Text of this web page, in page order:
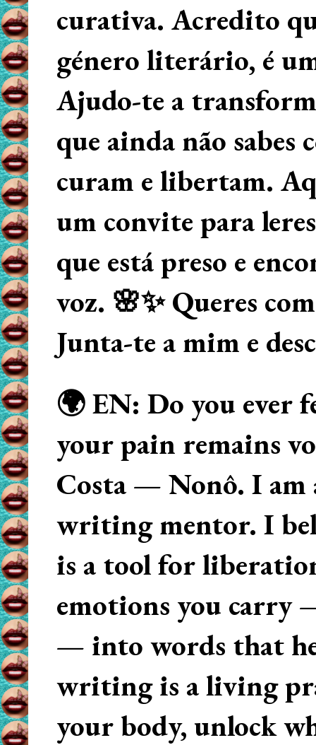
curativa. Acredito
género literário, é
Ajudo-te a
que ainda não
curam e libertam.
um convite para
que está preso e
voz. 🌸✨ Queres
Junta-te a mim e
🌍 EN: Do you ever
your pain remains
Costa — Nonô. I am
writing mentor. I
is a tool for
emotions you carry
— into words that
writing is a living
your body, unlock